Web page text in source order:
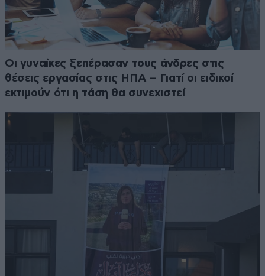
Οι γυναίκες ξεπέρασαν τους άνδρες στις
θέσεις εργασίας στις ΗΠΑ – Γιατί οι ειδικοί
εκτιμούν ότι η τάση θα συνεχιστεί